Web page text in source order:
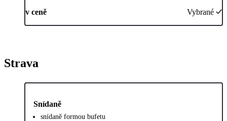
v ceně Vybrané
Strava
Snídaně
snídaně formou bufetu